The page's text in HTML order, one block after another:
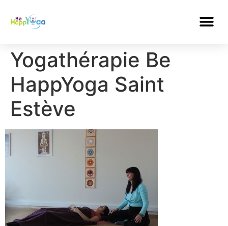
Yogathérapie Be
HappYoga Saint
Estève